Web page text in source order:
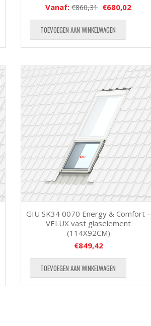
Vanaf:€860,31 €680,02
TOEVOEGEN AAN WINKELWAGEN
GIU SK34 0070 Energy & Comfort –
VELUX vast glaselement
(114X92CM)
€849,42
TOEVOEGEN AAN WINKELWAGEN